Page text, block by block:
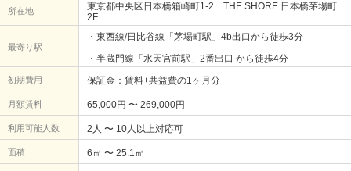
所在地
東京都中央区日本橋箱崎町1-2 THE SHORE 日本橋茅場町
2F
最寄り駅
・東西線/日比谷線「茅場町駅」4b出口から徒歩3分
・半蔵門線「水天宮前駅」2番出口 から徒歩4分
初期費用 保証金：賃料+共益費の1ヶ月分
月額賃料 65,000円 〜 269,000円
利用可能人数 2人 〜 10人以上対応可
面積 6㎡ 〜 25.1㎡